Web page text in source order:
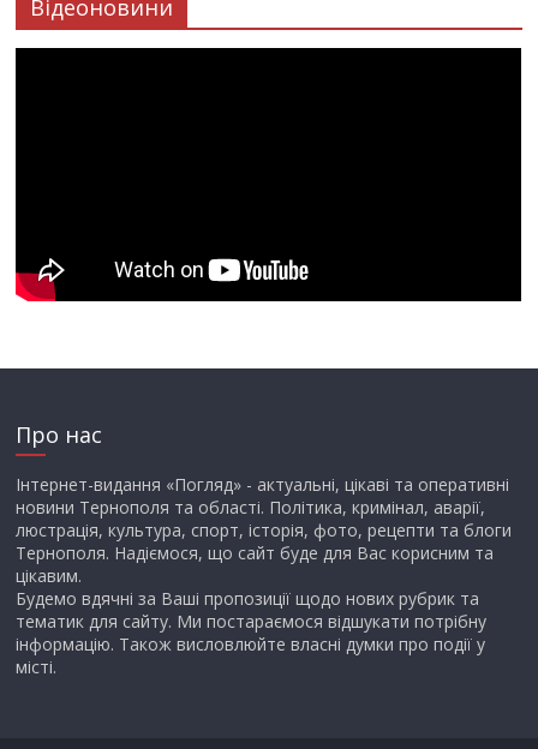
Відеоновини
Про нас
Інтернет-видання «Погляд» - актуальні, цікаві та оперативні
новини Тернополя та області. Політика, кримінал, аварії,
люстрація, культура, спорт, історія, фото, рецепти та блоги
Тернополя. Надіємося, що сайт буде для Вас корисним та
цікавим.
Будемо вдячні за Ваші пропозиції щодо нових рубрик та
тематик для сайту. Ми постараємося відшукати потрібну
інформацію. Також висловлюйте власні думки про події у
місті.